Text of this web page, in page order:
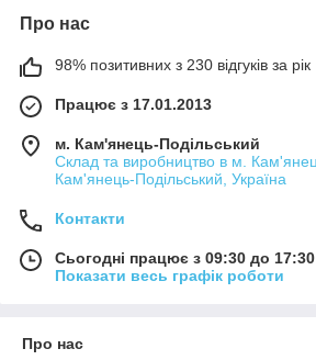
Про нас
98% позитивних з 230 відгуків за рік
Працює з 17.01.2013
м. Кам'янець-Подільський
Склад та виробництво в м.
Кам'янець-Подільський, Україна
Контакти
Сьогодні працює з 09:30 до 17:30
Показати весь графік роботи
Про нас